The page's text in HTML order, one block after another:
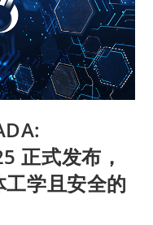
正式发布，
学且安全的